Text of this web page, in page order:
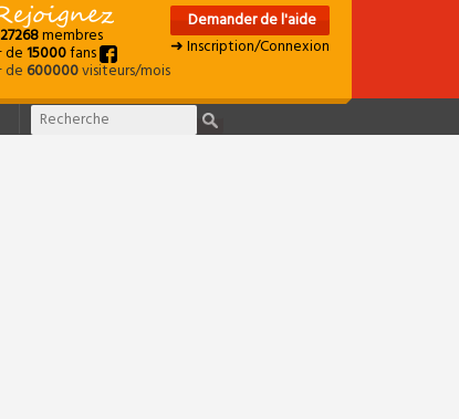
membres
de15000fans
de600000visiteurs/mois
Demander de l'aide
➜ Inscription/Connexion